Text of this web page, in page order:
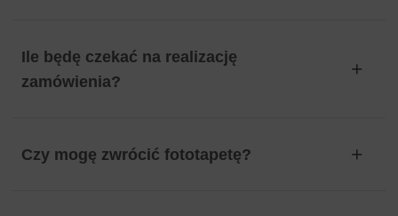
Ile będę czekać na realizację
zamówienia?
Czy mogę zwrócić fototapetę?